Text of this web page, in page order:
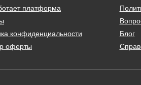
платформа
конфиденциальности
оферты
Блог